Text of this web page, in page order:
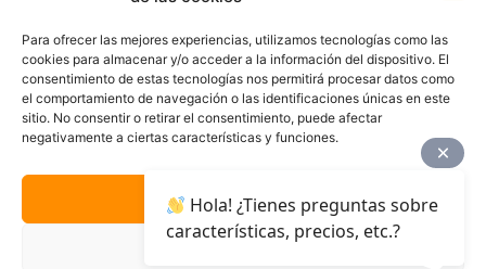
Para ofrecer las mejores experiencias, utilizamos tecnologías como las
cookies para almacenar y/o acceder a la información del dispositivo. El
consentimiento de estas tecnologías nos permitirá procesar datos como
el comportamiento de navegación o las identificaciones únicas en este
sitio. No consentir o retirar el consentimiento, puede afectar
negativamente a ciertas características y funciones.
ACEPTAR
AVISO LEGAL
POLÍTICA DE PRIVACIDAD
ACCESIBILIDAD
POLÍTICA DE COOKIES
Hola! ¿Tienes preguntas sobre
características, precios, etc.?